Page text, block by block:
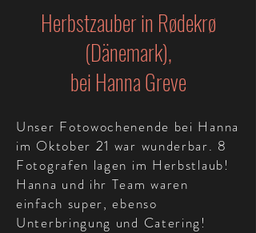
Herbstzauber in Rødekrø
(Dänemark),
bei Hanna Greve
Unser Fotowochenende bei Hanna
im Oktober 21 war wunderbar. 8
Fotografen lagen im Herbstlaub!
Hanna und ihr Team waren
einfach super, ebenso
Unterbringung und Catering!